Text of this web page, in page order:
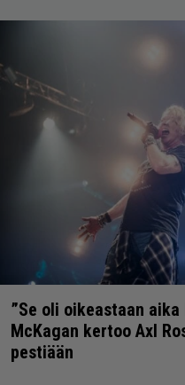
”Se oli oikeastaan
McKagan kertoo Axl
pestiään